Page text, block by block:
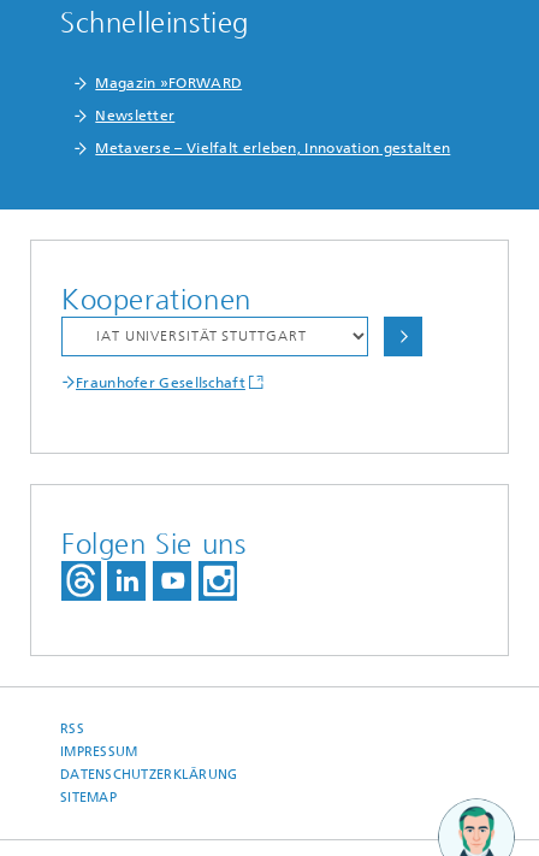
Schnelleinstieg
Magazin »FORWARD
Newsletter
Metaverse – Vielfalt erleben, Innovation gestalten
Kooperationen
Fraunhofer Gesellschaft
Folgen Sie uns
RSS
IMPRESSUM
DATENSCHUTZERKLÄRUNG
SITEMAP